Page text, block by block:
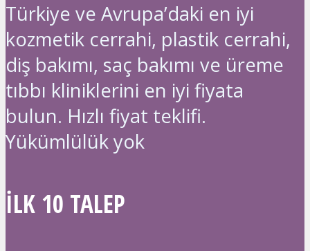
Türkiye ve Avrupa’daki en iyi
kozmetik cerrahi, plastik cerrahi,
diş bakımı, saç bakımı ve üreme
tıbbı kliniklerini en iyi fiyata
bulun. Hızlı fiyat teklifi.
Yükümlülük yok
İLK 10 TALEP